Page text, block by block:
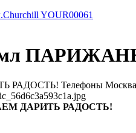
Churchill YOUR00061
Телефоны Москва: 8
ДАРИТЬ РАДОСТЬ!